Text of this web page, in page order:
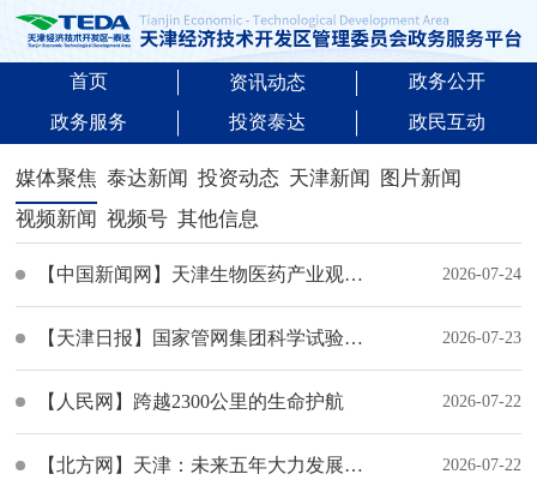
首页 资讯动态
政务公开
政务服务
投资泰达 政民互动
媒体聚焦 泰达新闻 投资动态 天津新闻
图片新闻
视频新闻
视频号 其他信息
【中国新闻网】天津生物医药产业观察：9.0%增速背后的“稳”与“进 2026-07-24
【天津日报】国家管网集团科学试验基地项目取得新进展 核心板块具备全面开工条件 2026-07-23
【人民网】跨越2300公里的生命护航 2026-07-22
【北方网】天津：未来五年大力发展生物制造和生物医药产业 2026-07-22